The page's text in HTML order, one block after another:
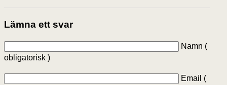
Lämna ett svar
Namn (
obligatorisk )
Email (